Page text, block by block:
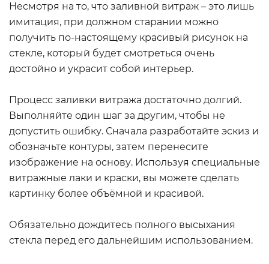
Несмотря на то, что заливной витраж – это лишь
имитация, при должном старании можно
получить по-настоящему красивый рисунок на
стекле, который будет смотреться очень
достойно и украсит собой интерьер.
Процесс заливки витража достаточно долгий.
Выполняйте один шаг за другим, чтобы не
допустить ошибку. Сначала разработайте эскиз и
обозначьте контуры, затем перенесите
изображение на основу. Используя специальные
витражные лаки и краски, вы можете сделать
картинку более объёмной и красивой.
Обязательно дождитесь полного высыхания
стекла перед его дальнейшим использованием.